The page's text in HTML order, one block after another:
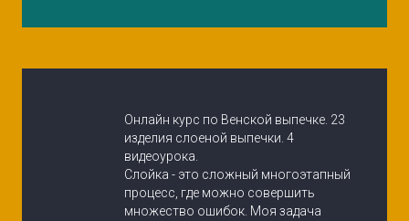
Онлайн курс по Венской выпечке. 23
изделия слоеной выпечки. 4
видеоурока.
Слойка - это сложный многоэтапный
процесс, где можно совершить
множество ошибок. Моя задача